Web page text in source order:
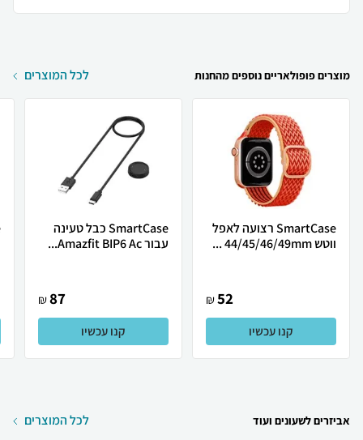
מוצרים פופולאריים נוספים מהחנות לכל המוצרים
SmartCase רצועה לאפל
ווטש 44/45/46/49mm ...
52
₪
קנו עכשיו
SmartCase כבל טעינה
עבור Amazfit BIP6 Ac...
87
₪
קנו עכשיו
אביזרים לשעונים ועוד לכל המוצרים